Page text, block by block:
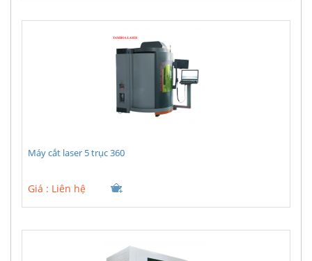
Máy cắt laser 5 trục 360
Giá : Liên hệ